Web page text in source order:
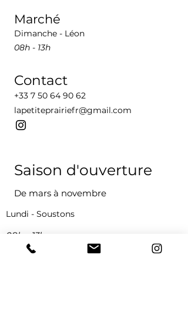
Marché
Dimanche - Léon
08h - 13h
Contact
+33 7 50 64 90 62
lapetiteprairiefr@gmail.com
Saison d'ouverture
De mars à novembre
Lundi - Soustons
08h - 13h
Samedi - Dax